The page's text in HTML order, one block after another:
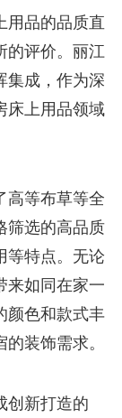
用品的品质直
的评价。丽江
集成，作为深
床上用品领域
高等布草等全
筛选的高品质
等特点。无论
来如同在家一
颜色和款式丰
装饰需求。
创新打造的